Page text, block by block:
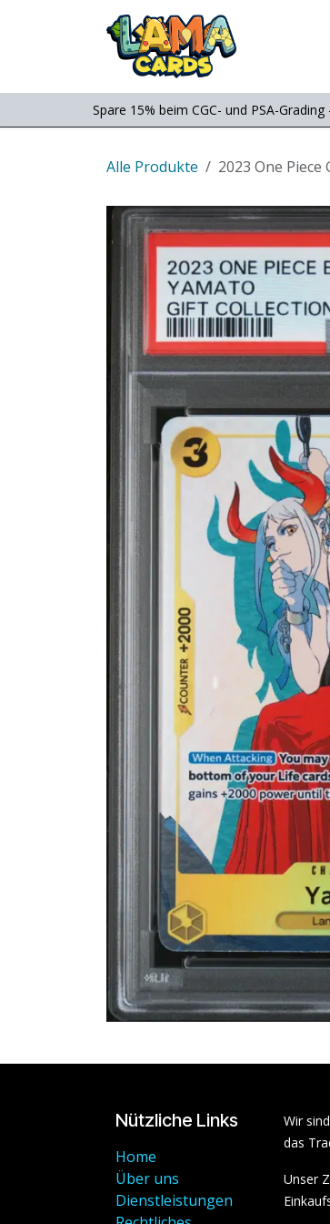
Zum Inhalt springen
Spare 15% beim CGC- und PSA-
Alle Produkte 2023 One Piece
Nützliche Links
Home
Über uns
Dienstleistungen
Wir
das
Unser